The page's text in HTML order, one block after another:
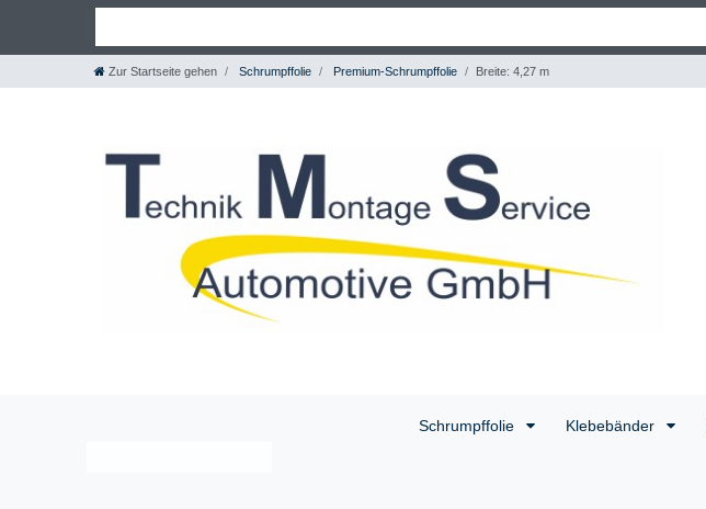
Zur Startseite gehen Schrumpffolie Premium-Schrumpffolie Breite: 4,27 m
Schrumpffolie Klebebänder